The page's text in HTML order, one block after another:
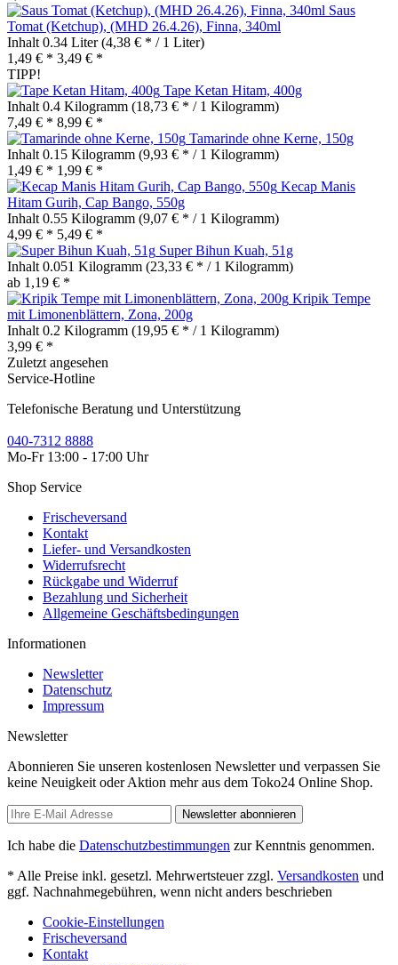
Saus
Tomat (Ketchup), (MHD 26.4.26), Finna, 340ml
Inhalt 0.34 Liter(4,38 € * / 1 Liter)
1,49 € * 3,49 € *
TIPP!
Tape Ketan Hitam, 400g
Inhalt 0.4 Kilogramm (18,73 € * / 1 Kilogramm)
7,49 € * 8,99 € *
Tamarinde ohne Kerne, 150g
Inhalt 0.15 Kilogramm (9,93 € * / 1 Kilogramm)
1,49 € * 1,99 € *
Kecap Manis
Hitam Gurih, Cap Bango, 550g
Inhalt 0.55 Kilogramm (9,07 € * / 1 Kilogramm)
4,99 € * 5,49 € *
Super Bihun Kuah, 51g
Inhalt 0.051 Kilogramm (23,33 € * / 1 Kilogramm)
ab 1,19 € *
Kripik Tempe
mit Limonenblättern, Zona, 200g
Inhalt 0.2 Kilogramm (19,95 € * / 1 Kilogramm)
3,99 € *
Zuletzt angesehen
Service-Hotline
Telefonische Beratung und Unterstützung
040-7312 8888
Mo-Fr 13:00 - 17:00 Uhr
Shop Service
Frischeversand
Kontakt
Liefer- und Versandkosten
Widerrufsrecht
Rückgabe und Widerruf
Bezahlung und Sicherheit
Allgemeine Geschäftsbedingungen
Informationen
Newsletter
Datenschutz
Impressum
Newsletter
Abonnieren Sie unseren kostenlosen Newsletter und verpassen Sie
keine Neuigkeit oder Aktion mehr aus dem Toko24 Online Shop.
Newsletter abonnieren
Ich habe die Datenschutzbestimmungen zur Kenntnis genommen.
* Alle Preise inkl. gesetzl. Mehrwertsteuer zzgl. Versandkosten und
ggf. Nachnahmegebühren, wenn nicht anders beschrieben
Cookie-Einstellungen
Frischeversand
Kontakt